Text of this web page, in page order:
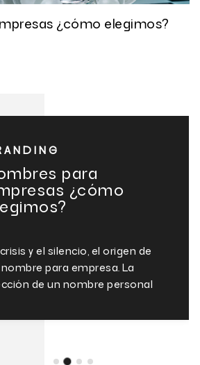
¿cómo elegimos?
para
¿cómo
y el silencio, el origen de
para empresa. La
de un nombre personal